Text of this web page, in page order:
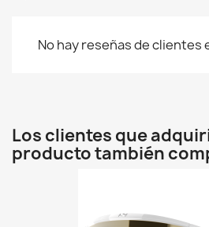
No hay reseñas de clientes
Los clientes que
producto también